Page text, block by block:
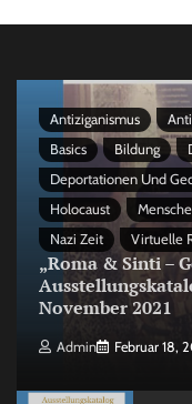
Antiziganismus
Basics
Bildung
Deportationen Und
Holocaust
Nazi Zeit
Virtuelle
„Roma & Sinti –
November 2021
Admin Februar 18,